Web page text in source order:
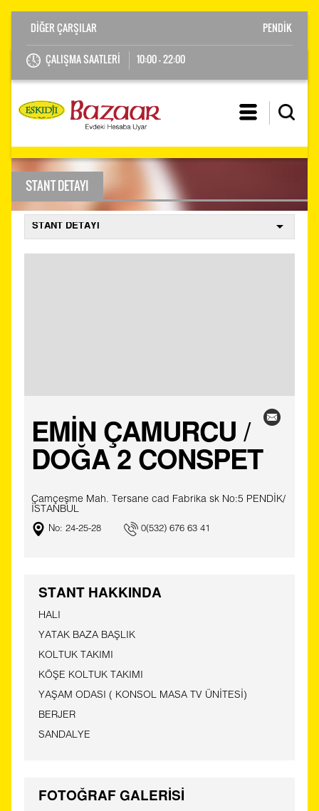
ÇALIŞMA SAATLERİ 10:00 - 22:00
PENDİK
STANT DETAYI
EMİN ÇAMURCU /
DOĞA 2 CONSPET
Çamçeşme Mah. Tersane cad Fabrika sk No:5 PENDİK/
İSTANBUL
No: 24-25-28 0(532) 676 63 41
STANT HAKKINDA
HALI
YATAK BAZA BAŞLIK
KOLTUK TAKIMI
KÖŞE KOLTUK TAKIMI
YAŞAM ODASI ( KONSOL MASA TV ÜNİTESİ)
BERJER
SANDALYE
FOTOĞRAF GALERİSİ